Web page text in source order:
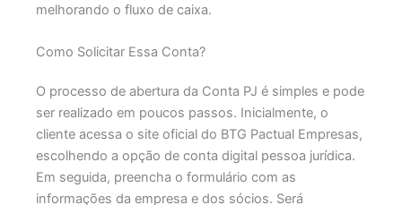
melhorando o fluxo de caixa.​
Como Solicitar Essa Conta?
O processo de abertura da Conta PJ é simples e pode
ser realizado em poucos passos. Inicialmente, o
cliente acessa o site oficial do BTG Pactual Empresas,
escolhendo a opção de conta digital pessoa jurídica.
Em seguida, preencha o formulário com as
informações da empresa e dos sócios.​ Será